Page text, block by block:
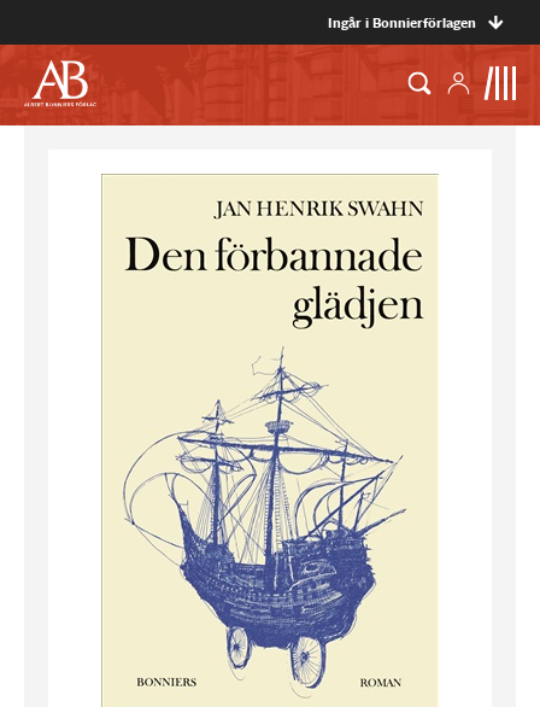
Ingår i Bonnierförlagen